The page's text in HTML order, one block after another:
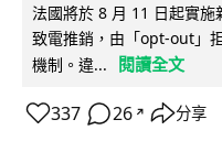
法國將於 8 月 11 日起實
致電推銷，由「opt-out」
機制。違...
閱讀全文
337 26 ↗ 分享